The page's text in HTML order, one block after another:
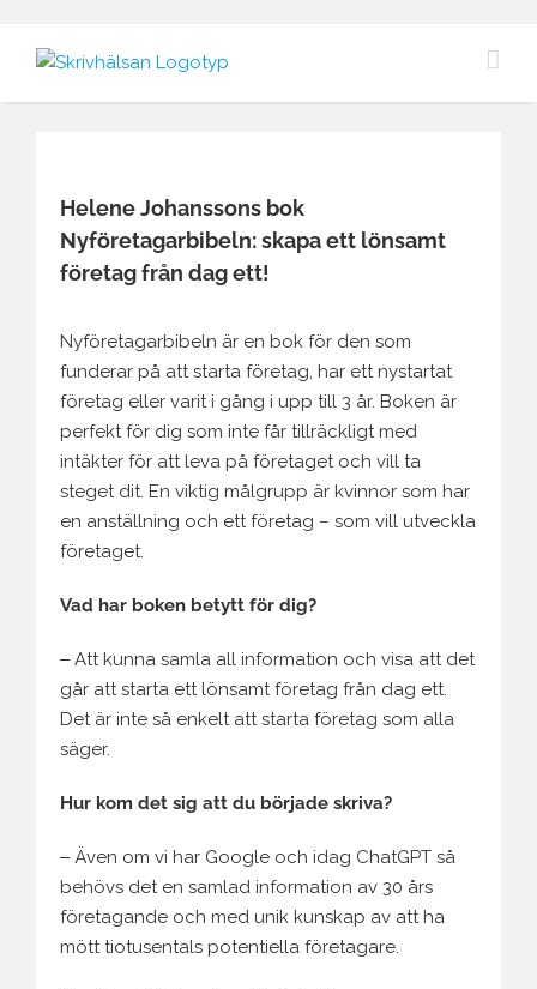
innehållet
större
bild
Helene Johanssons bok
Nyföretagarbibeln: skapa ett lönsamt
företag från dag ett!
Nyföretagarbibeln är en bok för den som
funderar på att starta företag, har ett nystartat
företag eller varit i gång i upp till 3 år. Boken är
perfekt för dig som inte får tillräckligt med
intäkter för att leva på företaget och vill ta
steget dit. En viktig målgrupp är kvinnor som har
en anställning och ett företag – som vill utveckla
företaget.
Vad har boken betytt för dig?
‒ Att kunna samla all information och visa att det
går att starta ett lönsamt företag från dag ett.
Det är inte så enkelt att starta företag som alla
säger.
Hur kom det sig att du började skriva?
‒ Även om vi har Google och idag ChatGPT så
behövs det en samlad information av 30 års
företagande och med unik kunskap av att ha
mött tiotusentals potentiella företagare.